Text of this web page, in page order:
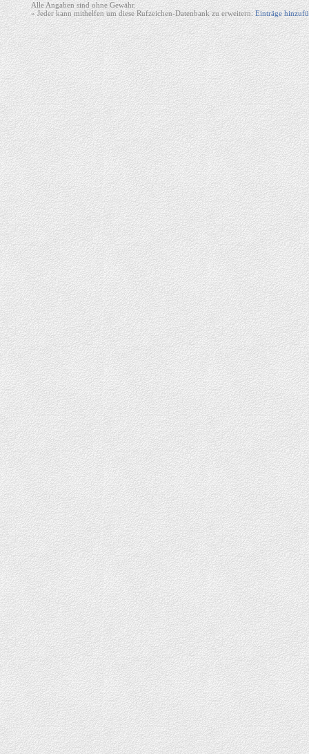
Alle Angaben sind ohne Gewähr.
» Jeder kann mithelfen um diese Rufzeichen-Datenbank zu erweitern:Einträge